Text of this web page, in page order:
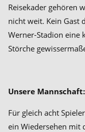
Reisekader gehören
nicht weit. Kein Gast
Werner-Stadion eine
Störche
Unsere
Für gleich acht
ein Wiedersehen mit